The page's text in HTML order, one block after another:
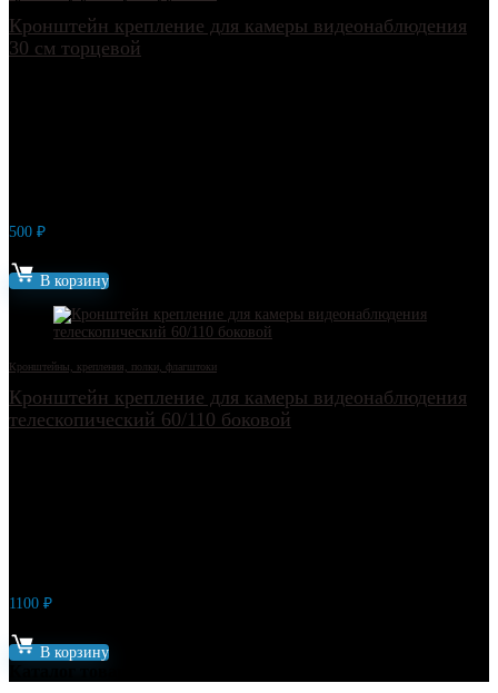
Кронштейн крепление для камеры видеонаблюдения
30 см торцевой
500 ₽
В корзину
Кронштейны, крепления, полки, флагштоки
Кронштейн крепление для камеры видеонаблюдения
телескопический 60/110 боковой
1100 ₽
В корзину